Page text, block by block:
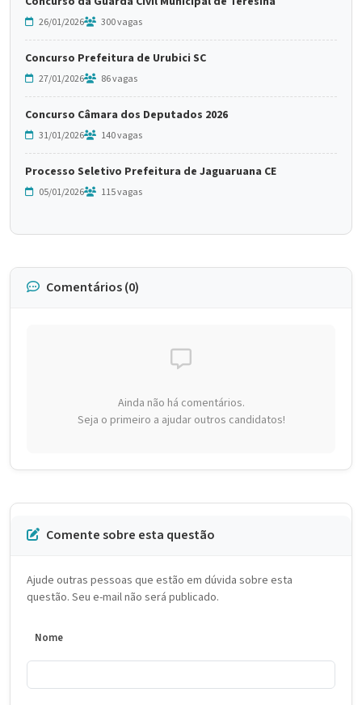
26/01/2026 300 vagas
Concurso Prefeitura de Urubici SC
27/01/2026 86 vagas
Concurso Câmara dos Deputados 2026
31/01/2026 140 vagas
Processo Seletivo Prefeitura de Jaguaruana CE
05/01/2026 115 vagas
Comentários (0)
Ainda não há comentários.
Seja o primeiro a ajudar outros candidatos!
Comente sobre esta questão
Ajude outras pessoas que estão em dúvida sobre esta
questão. Seu e-mail não será publicado.
Nome